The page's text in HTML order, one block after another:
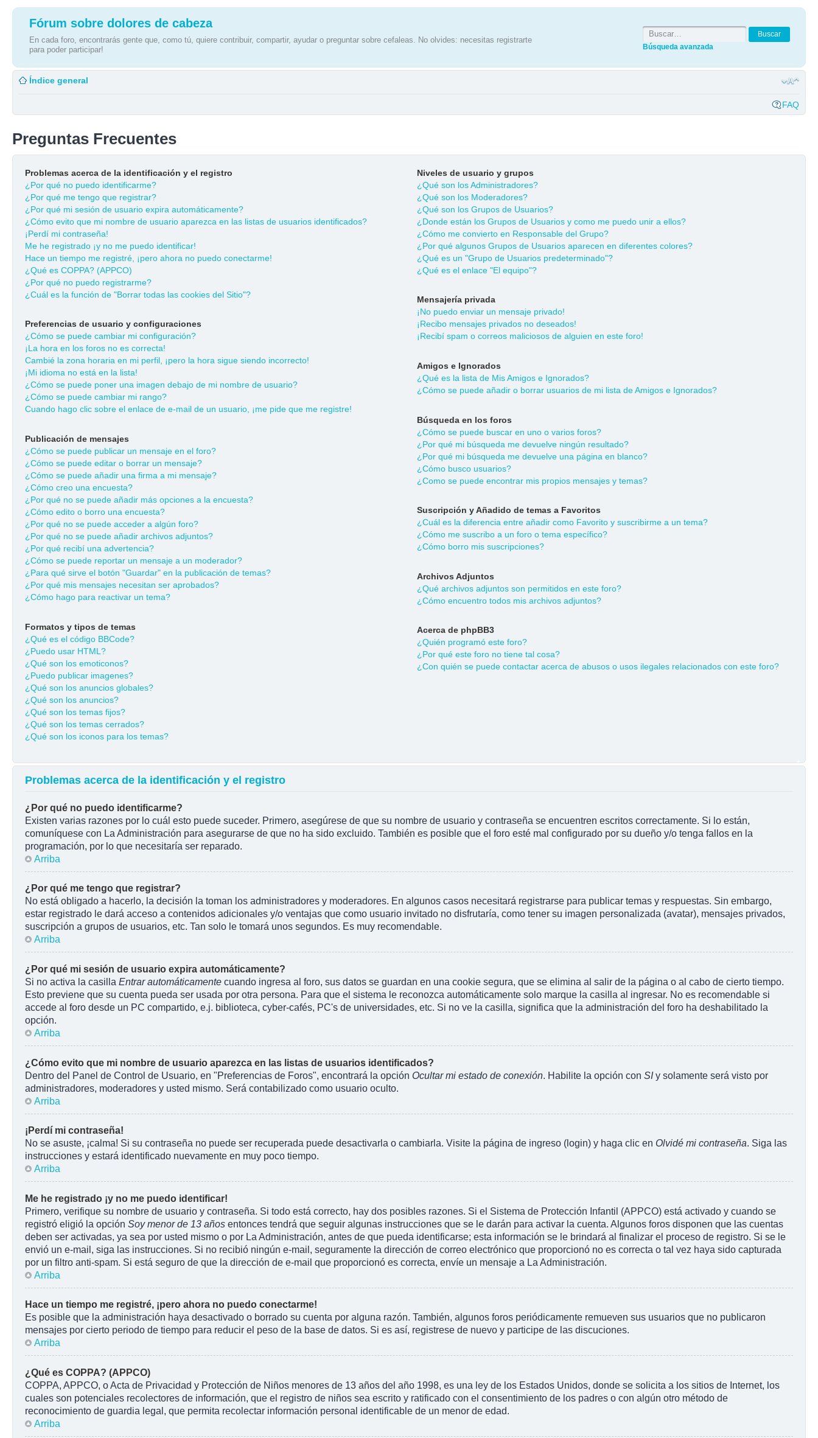
Fórum sobre dolores de cabeza
En cada foro, encontrarás gente que, como tú, quiere contribuir, compartir, ayudar o preguntar sobre cefaleas. No olvides: necesitas registrarte
para poder participar!
Búsqueda avanzada
Índice general
FAQ
Preguntas Frecuentes
Problemas acerca de la identificación y el registro
¿Por qué no puedo identificarme?
¿Por qué me tengo que registrar?
¿Por qué mi sesión de usuario expira automáticamente?
¿Cómo evito que mi nombre de usuario aparezca en las listas de usuarios identificados?
¡Perdí mi contraseña!
Me he registrado ¡y no me puedo identificar!
Hace un tiempo me registré, ¡pero ahora no puedo conectarme!
¿Qué es COPPA? (APPCO)
¿Por qué no puedo registrarme?
¿Cuál es la función de "Borrar todas las cookies del Sitio"?
Preferencias de usuario y configuraciones
¿Cómo se puede cambiar mi configuración?
¡La hora en los foros no es correcta!
Cambié la zona horaria en mi perfil, ¡pero la hora sigue siendo incorrecto!
¡Mi idioma no está en la lista!
¿Cómo se puede poner una imagen debajo de mi nombre de usuario?
¿Cómo se puede cambiar mi rango?
Cuando hago clic sobre el enlace de e-mail de un usuario, ¡me pide que me registre!
Publicación de mensajes
¿Cómo se puede publicar un mensaje en el foro?
¿Cómo se puede editar o borrar un mensaje?
¿Cómo se puede añadir una firma a mi mensaje?
¿Cómo creo una encuesta?
¿Por qué no se puede añadir más opciones a la encuesta?
¿Cómo edito o borro una encuesta?
¿Por qué no se puede acceder a algún foro?
¿Por qué no se puede añadir archivos adjuntos?
¿Por qué recibí una advertencia?
¿Cómo se puede reportar un mensaje a un moderador?
¿Para qué sirve el botón "Guardar" en la publicación de temas?
¿Por qué mis mensajes necesitan ser aprobados?
¿Cómo hago para reactivar un tema?
Formatos y tipos de temas
¿Qué es el código BBCode?
¿Puedo usar HTML?
¿Qué son los emoticonos?
¿Puedo publicar imagenes?
¿Qué son los anuncios globales?
¿Qué son los anuncios?
¿Qué son los temas fijos?
¿Qué son los temas cerrados?
¿Qué son los iconos para los temas?
Niveles de usuario y grupos
¿Qué son los Administradores?
¿Qué son los Moderadores?
¿Qué son los Grupos de Usuarios?
¿Donde están los Grupos de Usuarios y como me puedo unir a ellos?
¿Cómo me convierto en Responsable del Grupo?
¿Por qué algunos Grupos de Usuarios aparecen en diferentes colores?
¿Qué es un "Grupo de Usuarios predeterminado"?
¿Qué es el enlace "El equipo"?
Mensajería privada
¡No puedo enviar un mensaje privado!
¡Recibo mensajes privados no deseados!
¡Recibí spam o correos maliciosos de alguien en este foro!
Amigos e Ignorados
¿Qué es la lista de Mis Amigos e Ignorados?
¿Cómo se puede añadir o borrar usuarios de mi lista de Amigos e Ignorados?
Búsqueda en los foros
¿Cómo se puede buscar en uno o varios foros?
¿Por qué mi búsqueda me devuelve ningún resultado?
¿Por qué mi búsqueda me devuelve una página en blanco?
¿Cómo busco usuarios?
¿Como se puede encontrar mis propios mensajes y temas?
Suscripción y Añadido de temas a Favoritos
¿Cuál es la diferencia entre añadir como Favorito y suscribirme a un tema?
¿Cómo me suscribo a un foro o tema específico?
¿Cómo borro mis suscripciones?
Archivos Adjuntos
¿Qué archivos adjuntos son permitidos en este foro?
¿Cómo encuentro todos mis archivos adjuntos?
Acerca de phpBB3
¿Quién programó este foro?
¿Por qué este foro no tiene tal cosa?
¿Con quién se puede contactar acerca de abusos o usos ilegales relacionados con este foro?
Problemas acerca de la identificación y el registro
¿Por qué no puedo identificarme?
Existen varias razones por lo cuál esto puede suceder. Primero, asegúrese de que su nombre de usuario y contraseña se encuentren escritos correctamente. Si lo están,
comuníquese con La Administración para asegurarse de que no ha sido excluido. También es posible que el foro esté mal configurado por su dueño y/o tenga fallos en la
programación, por lo que necesitaría ser reparado.
Arriba
¿Por qué me tengo que registrar?
No está obligado a hacerlo, la decisión la toman los administradores y moderadores. En algunos casos necesitará registrarse para publicar temas y respuestas. Sin embargo,
estar registrado le dará acceso a contenidos adicionales y/o ventajas que como usuario invitado no disfrutaría, como tener su imagen personalizada (avatar), mensajes privados,
suscripción a grupos de usuarios, etc. Tan solo le tomará unos segundos. Es muy recomendable.
Arriba
¿Por qué mi sesión de usuario expira automáticamente?
Si no activa la casilla Entrar automáticamente cuando ingresa al foro, sus datos se guardan en una cookie segura, que se elimina al salir de la página o al cabo de cierto tiempo.
Esto previene que su cuenta pueda ser usada por otra persona. Para que el sistema le reconozca automáticamente solo marque la casilla al ingresar. No es recomendable si
accede al foro desde un PC compartido, e.j. biblioteca, cyber-cafés, PC's de universidades, etc. Si no ve la casilla, significa que la administración del foro ha deshabilitado la
opción.
Arriba
¿Cómo evito que mi nombre de usuario aparezca en las listas de usuarios identificados?
Dentro del Panel de Control de Usuario, en "Preferencias de Foros", encontrará la opción Ocultar mi estado de conexión. Habilite la opción con SIy solamente será visto por
administradores, moderadores y usted mismo. Será contabilizado como usuario oculto.
Arriba
¡Perdí mi contraseña!
No se asuste, ¡calma! Si su contraseña no puede ser recuperada puede desactivarla o cambiarla. Visite la página de ingreso (login) y haga clic en Olvidé mi contraseña. Siga las
instrucciones y estará identificado nuevamente en muy poco tiempo.
Arriba
Me he registrado ¡y no me puedo identificar!
Primero, verifique su nombre de usuario y contraseña. Si todo está correcto, hay dos posibles razones. Si el Sistema de Protección Infantil (APPCO) está activado y cuando se
registró eligió la opción Soy menor de 13 años entonces tendrá que seguir algunas instrucciones que se le darán para activar la cuenta. Algunos foros disponen que las cuentas
deben ser activadas, ya sea por usted mismo o por La Administración, antes de que pueda identificarse; esta información se le brindará al finalizar el proceso de registro. Si se le
envió un e-mail, siga las instrucciones. Si no recibió ningún e-mail, seguramente la dirección de correo electrónico que proporcionó no es correcta o tal vez haya sido capturada
por un filtro anti-spam. Si está seguro de que la dirección de e-mail que proporcionó es correcta, envíe un mensaje a La Administración.
Arriba
Hace un tiempo me registré, ¡pero ahora no puedo conectarme!
Es posible que la administración haya desactivado o borrado su cuenta por alguna razón. También, algunos foros periódicamente remueven sus usuarios que no publicaron
mensajes por cierto periodo de tiempo para reducir el peso de la base de datos. Si es así, registrese de nuevo y participe de las discuciones.
Arriba
¿Qué es COPPA? (APPCO)
COPPA, APPCO, o Acta de Privacidad y Protección de Niños menores de 13 años del año 1998, es una ley de los Estados Unidos, donde se solicita a los sitios de Internet, los
cuales son potenciales recolectores de información, que el registro de niños sea escrito y ratificado con el consentimiento de los padres o con algún otro método de
reconocimiento de guardia legal, que permita recolectar información personal identificable de un menor de edad.
Arriba